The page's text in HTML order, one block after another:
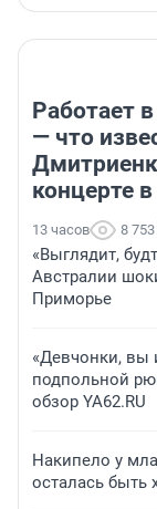
Работает
— что
концерте
13 часов 8 753
«Выглядит,
Австралии
Приморье
«Девчонки, вы
подпольной
обзор YA62.RU
Накипело у
осталась быть